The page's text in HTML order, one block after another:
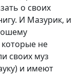
о своих
И Мазурик, и
не
своих муз
и имеют